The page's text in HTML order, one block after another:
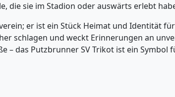
die sie im Stadion oder auswärts erlebt
er ist ein Stück Heimat und Identität
schlagen und weckt Erinnerungen an
– das Putzbrunner SV Trikot ist ein